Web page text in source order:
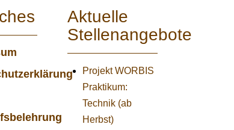
Aktuelle
Stellenangebote
Projekt WORBIS
Praktikum:
Technik (ab
Herbst)